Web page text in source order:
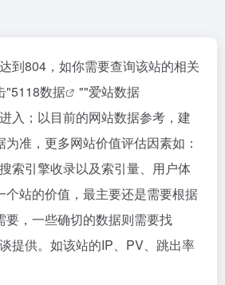
到804，如你需要查询该站的相关
"5118数据 ""爱站数据
入；以目前的网站数据参考，建
准，更多网站价值评估因素如：
索引擎收录以及索引量、用户体
个站的价值，最主要还是需要根据
要，一些确切的数据则需要找
提供。如该站的IP、PV、跳出率